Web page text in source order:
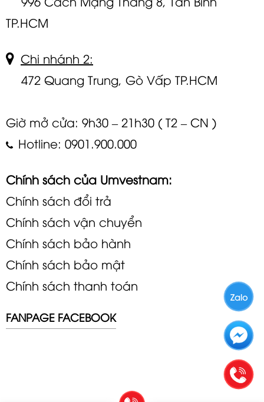
TP.HCM
Chi nhánh 2:
472 Quang Trung, Gò Vấp TP.HCM
Giờ mở cửa: 9h30 – 21h30 ( T2 – CN )
Hotline: 0901.900.000
Chính sách của Umvestnam:
Chính sách đổi trả
Chính sách vận chuyển
Chính sách bảo hành
Chính sách bảo mật
Chính sách thanh toán
FANPAGE FACEBOOK
Zalo